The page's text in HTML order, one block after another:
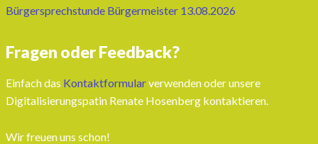
Bürgersprechstunde Bürgermeister 13.08.2026
Fragen oder Feedback?
Einfach das Kontaktformularverwenden oder unsere
Digitalisierungspatin Renate Hosenberg kontaktieren.
Wir freuen uns schon!